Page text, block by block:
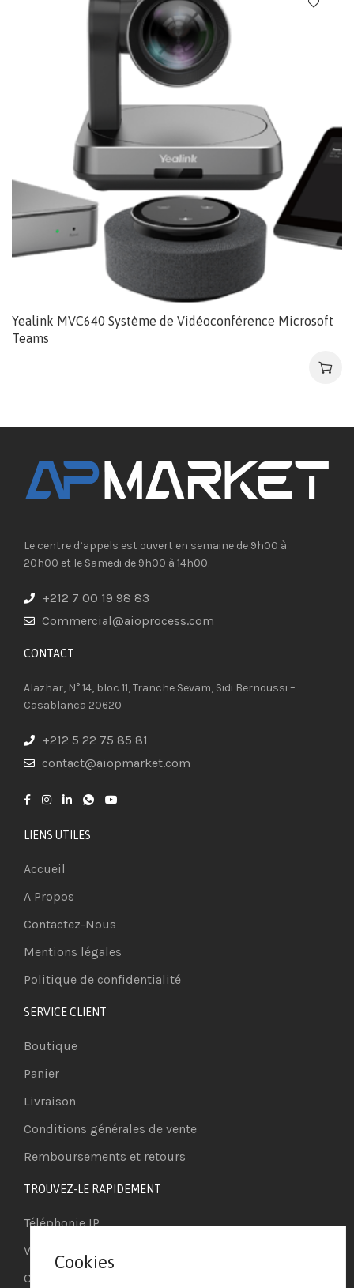
Yealink MVC640 Système de Vidéoconférence Microsoft
Teams
Le centre d’appels est ouvert en semaine de 9h00 à
20h00 et le Samedi de 9h00 à 14h00.
+212 7 00 19 98 83
Commercial@aioprocess.com
CONTACT​
Alazhar, N° 14, bloc 11, Tranche Sevam, Sidi Bernoussi –
Casablanca 20620
+212 5 22 75 85 81
contact@aiopmarket.com
LIENS UTILES
Accueil
A Propos
Contactez-Nous
Mentions légales
Politique de confidentialité
SERVICE CLIENT
Boutique
Panier
Livraison
Conditions générales de vente
Remboursements et retours
TROUVEZ-LE RAPIDEMENT
Téléphonie IP
Visioconférence
Casques
Cookies